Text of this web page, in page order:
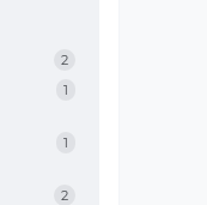
2
1
1
2